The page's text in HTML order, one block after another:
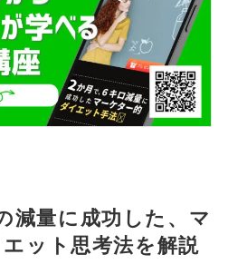
減量に成功した、マ
ット思考法を解説